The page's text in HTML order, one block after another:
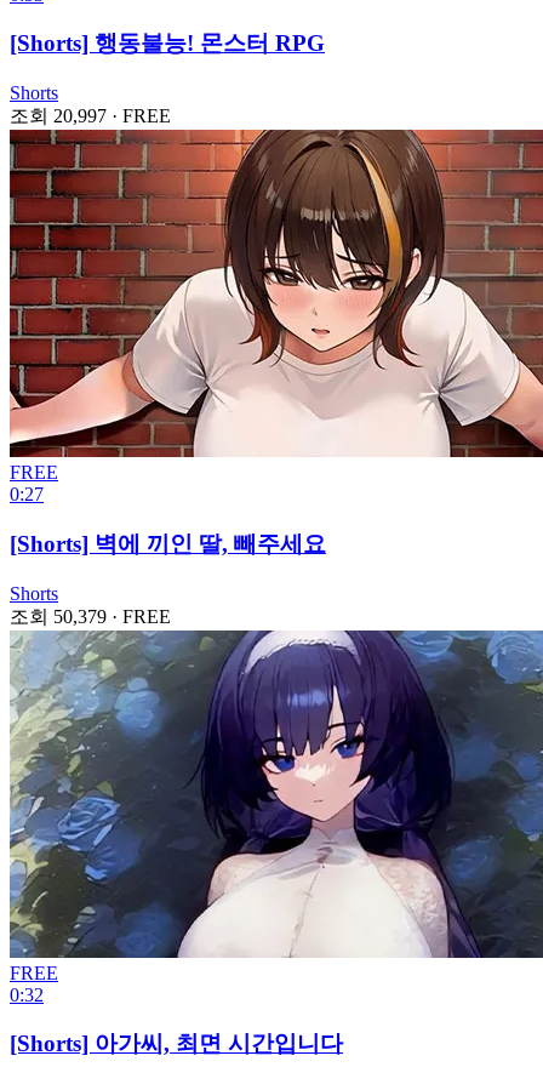
[Shorts] 행동불능! 몬스터 RPG
Shorts
조회 20,997 · FREE
FREE
0:27
[Shorts] 벽에 끼인 딸, 빼주세요
Shorts
조회 50,379 · FREE
FREE
0:32
[Shorts] 아가씨, 최면 시간입니다